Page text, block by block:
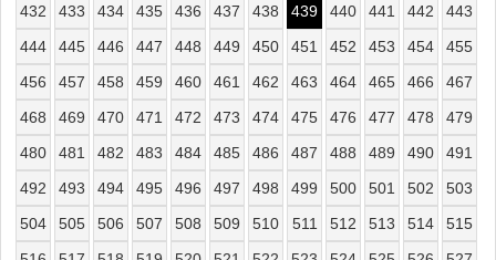
432
433 434 435 436 437 438 439 440 441 442
443
444
445 446 447 448 449 450 451 452 453 454
455
456
457 458 459 460 461 462 463 464 465 466
467
468
469 470 471 472 473 474 475 476 477 478
479
480
481 482 483 484 485 486 487 488 489 490
491
492
493 494 495 496 497 498 499 500 501 502
503
504
505 506 507 508 509 510 511 512 513 514
515